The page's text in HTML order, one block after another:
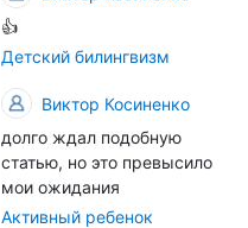
улучшением нашей
практики. Ваш
поможет нам лучше
понять ваши потребности и
предоставить вам ещё
более эффективную
поддержку.
👍
Детский билингвизм
Виктор Косиненко
долго ждал подобную
статью, но это превысило
мои ожидания
Активный ребенок